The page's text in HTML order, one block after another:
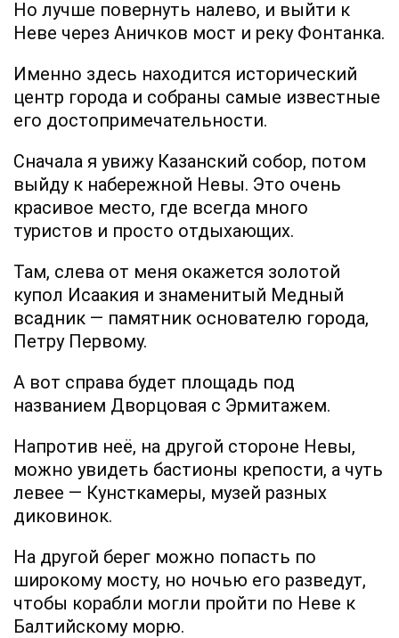
Но лучше повернуть налево, и выйти к
Неве через Аничков мост и реку Фонтанка.
Именно здесь находится исторический
центр города и собраны самые известные
его достопримечательности.
Сначала я увижу Казанский собор, потом
выйду к набережной Невы. Это очень
красивое место, где всегда много
туристов и просто отдыхающих.
Там, слева от меня окажется золотой
купол Исаакия и знаменитый Медный
всадник — памятник основателю города,
Петру Первому.
А вот справа будет площадь под
названием Дворцовая с Эрмитажем.
Напротив неё, на другой стороне Невы,
можно увидеть бастионы крепости, а чуть
левее — Кунсткамеры, музей разных
диковинок.
На другой берег можно попасть по
широкому мосту, но ночью его разведут,
чтобы корабли могли пройти по Неве к
Балтийскому морю.